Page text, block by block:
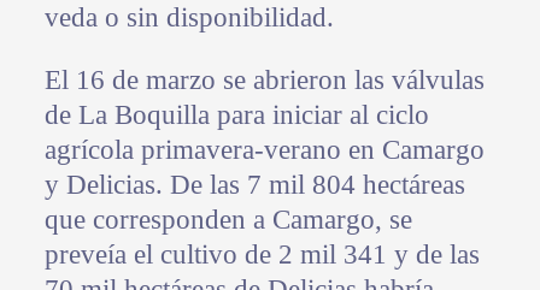
veda o sin disponibilidad.
El 16 de marzo se abrieron las válvulas
de La Boquilla para iniciar al ciclo
agrícola primavera-verano en Camargo
y Delicias. De las 7 mil 804 hectáreas
que corresponden a Camargo, se
preveía el cultivo de 2 mil 341 y de las